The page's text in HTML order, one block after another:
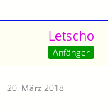
Letscho
Anfänger
20. März 2018